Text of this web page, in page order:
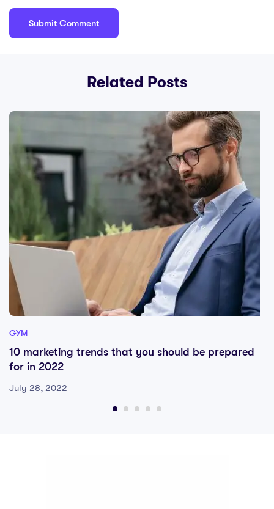
Related Posts
GYM
10 marketing trends that you should be prepared
for in 2022
July 28, 2022